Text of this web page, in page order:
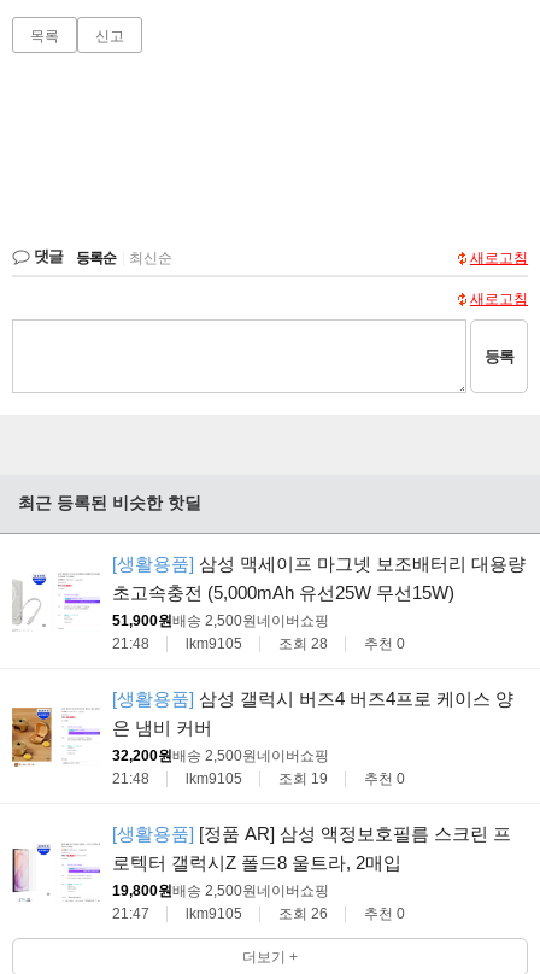
목록 신고
댓글 등록순 최신순 새로고침
새로고침
등록
최근 등록된 비슷한 핫딜
[생활용품] 삼성 맥세이프 마그넷 보조배터리 대용량
초고속충전 (5,000mAh 유선25W 무선15W)
51,900원배송 2,500원네이버쇼핑
21:48
lkm9105 조회 28 추천 0
[생활용품] 삼성 갤럭시 버즈4 버즈4프로 케이스 양
은 냄비 커버
32,200원배송 2,500원네이버쇼핑
21:48
lkm9105 조회 19 추천 0
[생활용품] [정품 AR] 삼성 액정보호필름 스크린 프
로텍터 갤럭시Z 폴드8 울트라, 2매입
19,800원배송 2,500원네이버쇼핑
21:47
lkm9105 조회 26 추천 0
더보기 +